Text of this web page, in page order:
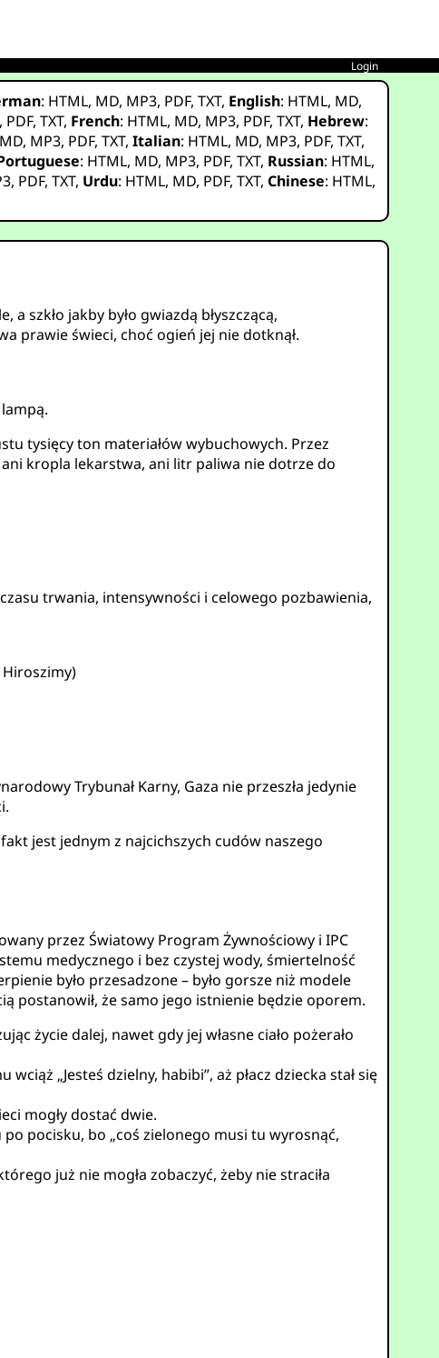
Login
: HTML, MD, MP3, PDF,TXT, English: HTML, MD,
, PDF,TXT, French: HTML, MD, MP3, PDF,TXT, Hebrew:
MD, MP3, PDF,TXT,Italian: HTML, MD, MP3, PDF,TXT,
: HTML, MD, MP3, PDF,TXT, Russian: HTML,
, PDF,TXT, Urdu: HTML, MD, PDF,TXT,Chinese: HTML,
szkło jakby było gwiazdą błyszczącą,
prawie świeci, choć ogień jej nie dotknął.
tysięcy ton materiałów wybuchowych. Przez
kropla lekarstwa, ani litr paliwa nie dotrze do
trwania, intensywności i celowego pozbawienia,
Trybunał Karny, Gaza nie przeszła jedynie
jest jednym z najcichszych cudów naszego
przez Światowy Program Żywnościowy i IPC
medycznego i bez czystej wody, śmiertelność
było przesadzone – było gorsze niż modele
postanowił, że samo jego istnienie będzie oporem.
życie dalej, nawet gdy jej własne ciało pożerało
„Jesteś dzielny, habibi”, aż płacz dziecka stał się
mogły dostać dwie.
pocisku, bo „coś zielonego musi tu wyrosnąć,
już nie mogła zobaczyć, żeby nie straciła